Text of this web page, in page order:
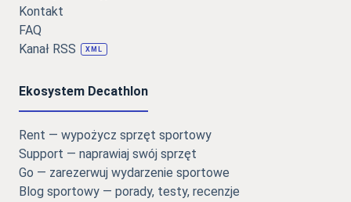
Kontakt
FAQ
Kanał RSS
XML
Ekosystem Decathlon
Rent — wypożycz sprzęt sportowy
Support — naprawiaj swój sprzęt
Go — zarezerwuj wydarzenie sportowe
Blog sportowy — porady, testy, recenzje